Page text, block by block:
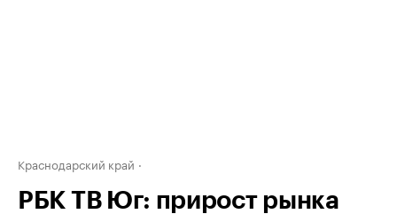
Краснодарский край
РБК ТВ Юг: прирост рынка